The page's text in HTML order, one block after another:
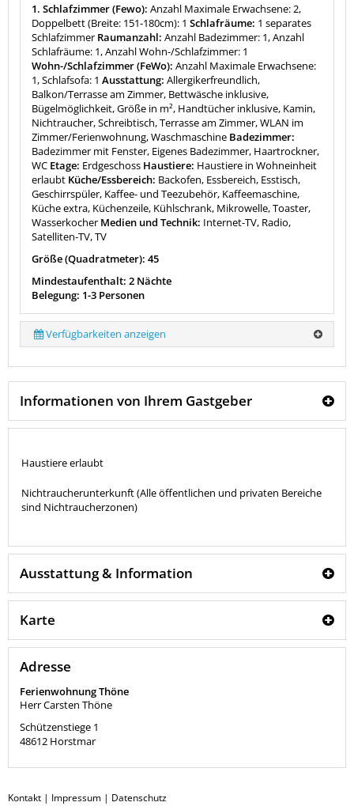
1. Schlafzimmer (Fewo): Anzahl Maximale Erwachsene: 2,
Doppelbett (Breite: 151-180cm): 1 Schlafräume: 1 separates
Schlafzimmer Raumanzahl: Anzahl Badezimmer: 1, Anzahl
Schlafräume: 1, Anzahl Wohn-/Schlafzimmer: 1
Wohn-/Schlafzimmer (FeWo): Anzahl Maximale Erwachsene:
1, Schlafsofa: 1 Ausstattung: Allergikerfreundlich,
Balkon/Terrasse am Zimmer, Bettwäsche inklusive,
Bügelmöglichkeit, Größe in m², Handtücher inklusive, Kamin,
Nichtraucher, Schreibtisch, Terrasse am Zimmer, WLAN im
Zimmer/Ferienwohnung, Waschmaschine Badezimmer:
Badezimmer mit Fenster, Eigenes Badezimmer, Haartrockner,
WC Etage: Erdgeschoss Haustiere: Haustiere in Wohneinheit
erlaubt Küche/Essbereich: Backofen, Essbereich, Esstisch,
Geschirrspüler, Kaffee- und Teezubehör, Kaffeemaschine,
Küche extra, Küchenzeile, Kühlschrank, Mikrowelle, Toaster,
Wasserkocher Medien und Technik: Internet-TV, Radio,
Satelliten-TV, TV
Größe (Quadratmeter): 45
Mindestaufenthalt: 2 Nächte
Belegung: 1-3 Personen
Verfügbarkeiten anzeigen
Informationen von Ihrem Gastgeber
Haustiere erlaubt
Nichtraucherunterkunft (Alle öffentlichen und privaten Bereiche
sind Nichtraucherzonen)
Ausstattung & Information
Karte
Adresse
Ferienwohnung Thöne
Herr Carsten Thöne
Schützenstiege 1
48612 Horstmar
Kontakt | Impressum | Datenschutz